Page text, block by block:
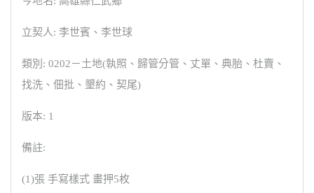
立契人: 李世賓、李世球
類別: 0202－土地(執照、歸管分管、丈單、典胎、杜賣、
找洗、佃批、墾約、契尾)
版本: 1
備註:
(1)張 手寫樣式 畫押5枚